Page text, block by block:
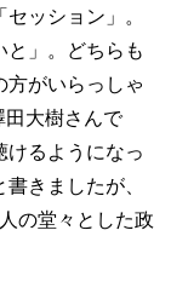
ッション」。
と」。どちらも
方がいらっしゃ
田大樹さんで
けるようになっ
きましたが、
の堂々とした政